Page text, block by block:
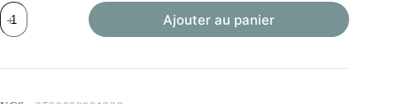
quantité
de
Foil
Ajouter au panier